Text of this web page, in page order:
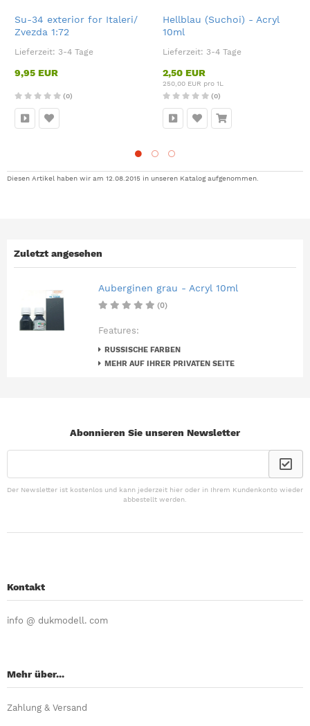
Su-34 exterior for Italeri/
Zvezda 1:72
Lieferzeit: 3-4 Tage
9,95 EUR
(0)
Hellblau (Suchoi) - Acryl
10ml
Lieferzeit: 3-4 Tage
2,50 EUR
250,00 EUR pro 1L
(0)
Diesen Artikel haben wir am 12.08.2015 in unseren Katalog aufgenommen.
Zuletzt angesehen
Auberginen grau - Acryl 10ml
(0)
Features:
RUSSISCHE FARBEN
MEHR AUF IHRER PRIVATEN SEITE
Abonnieren Sie unseren Newsletter
Der Newsletter ist kostenlos und kann jederzeit hier oder in Ihrem Kundenkonto wieder
abbestellt werden.
Kontakt
info @ dukmodell. com
Mehr über...
Zahlung & Versand